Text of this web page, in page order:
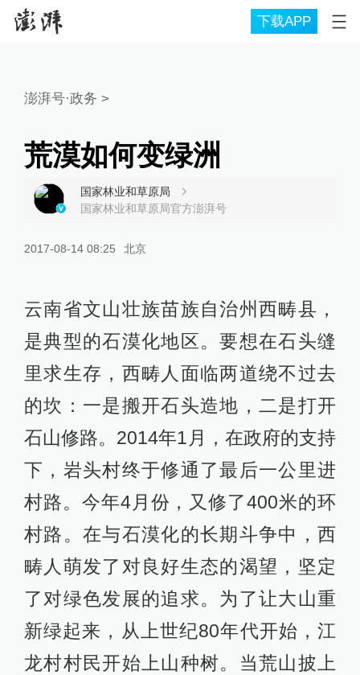
下载APP
澎湃号·政务 >
荒漠如何变绿洲
国家林业和草原局
国家林业和草原局官方澎湃号
2017-08-14 08:25 北京
云南省文山壮族苗族自治州西畴县，
是典型的石漠化地区。要想在石头缝
里求生存，西畴人面临两道绕不过去
的坎：一是搬开石头造地，二是打开
石山修路。2014年1月，在政府的支持
下，岩头村终于修通了最后一公里进
村路。今年4月份，又修了400米的环
村路。在与石漠化的长期斗争中，西
畴人萌发了对良好生态的渴望，坚定
了对绿色发展的追求。为了让大山重
新绿起来，从上世纪80年代开始，江
龙村村民开始上山种树。当荒山披上